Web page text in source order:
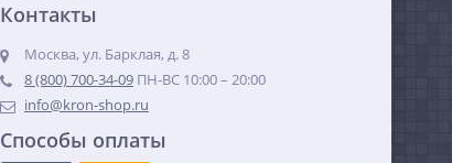
Контакты
Москва, ул. Барклая, д. 8
8 (800) 700-34-09 ПН-ВС 10:00 – 20:00
info@kron-shop.ru
Способы оплаты